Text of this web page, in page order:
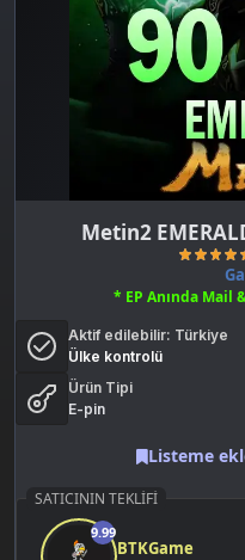
Metin2
* EP Anında Mail
Aktif edilebilir: Türkiye
Ülke kontrolü
Ürün Tipi
E-pin
Listeme
SATICININ TEKLIFI
9.99
BTKGame